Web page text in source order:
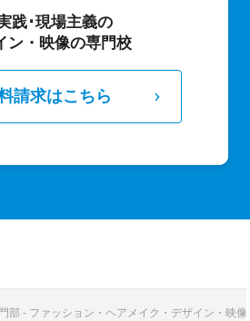
践･現場主義の
ン・映像の専門校
請求はこちら
部 - ファッション・ヘアメイク・デザイン・映